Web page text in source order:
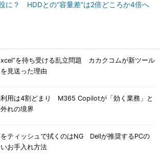
に？ HDDとの“容量差”は2倍どころか4倍へ
を待ち受ける乱立問題 カカクコムが新ツール
見送った理由
用は4割どまり M365 Copilotが「効く業務」と
れの境界
ティッシュで拭くのはNG Dellが推奨するPCの
お手入れ方法